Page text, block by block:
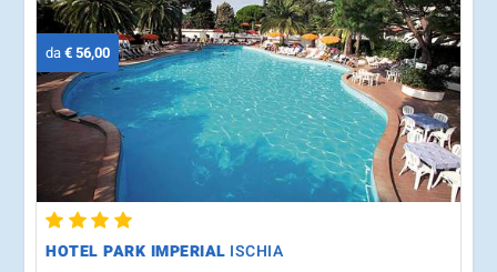
da€ 56,00
HOTEL PARK IMPERIAL ISCHIA